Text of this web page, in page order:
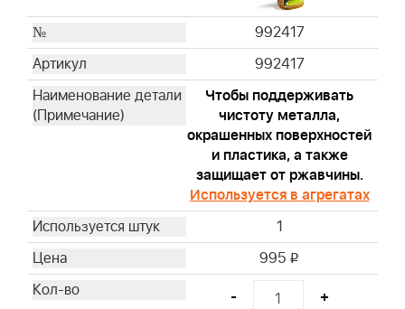
992417
992417
Чтобы поддерживать
чистоту металла,
окрашенных поверхностей
и пластика, а также
защищает от ржавчины.
Используется в агрегатах
1
995 i
- +